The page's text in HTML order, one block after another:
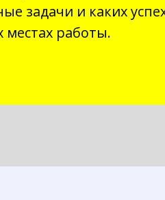
задачи и каких
работы.